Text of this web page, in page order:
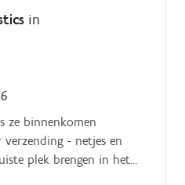
in
ze binnenkomen
- netjes en
plek brengen in het